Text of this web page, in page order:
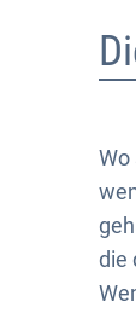
Woche
Wo
die